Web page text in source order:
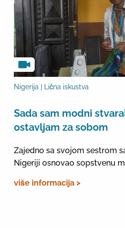
Nigerija | Lična iskustva
Sada sam modni
ostavljam za sobom
Zajedno sa svojom sestrom
Nigeriji osnovao sopstvenu
više informacija >